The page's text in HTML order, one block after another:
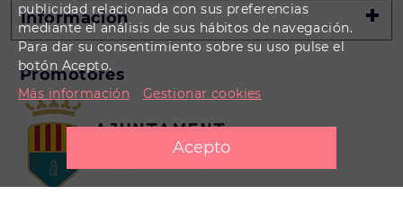
Información
Promotores
publicidad relacionada con sus preferencias
mediante el análisis de sus hábitos de navegación.
Para dar su consentimiento sobre su uso pulse el
botón Acepto.
Más información
Gestionar cookies